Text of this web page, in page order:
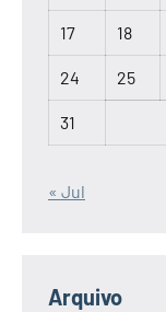
17 18
24 25
31
« Jul
Arquivo